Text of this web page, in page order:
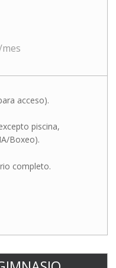
mes
acceso).
piscina,
Boxeo).
completo.